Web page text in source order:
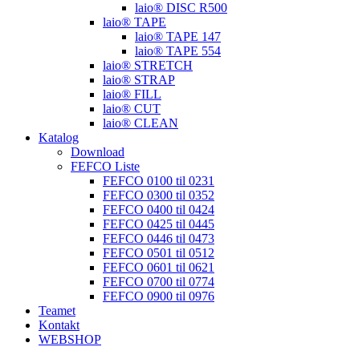
laio® DISC R500
laio® TAPE
laio® TAPE 147
laio® TAPE 554
laio® STRETCH
laio® STRAP
laio® FILL
laio® CUT
laio® CLEAN
Katalog
Download
FEFCO Liste
FEFCO 0100 til 0231
FEFCO 0300 til 0352
FEFCO 0400 til 0424
FEFCO 0425 til 0445
FEFCO 0446 til 0473
FEFCO 0501 til 0512
FEFCO 0601 til 0621
FEFCO 0700 til 0774
FEFCO 0900 til 0976
Teamet
Kontakt
WEBSHOP